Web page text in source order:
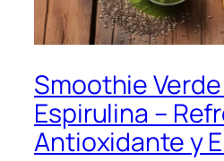
Smoothie
Espirulina –
Antioxidante y